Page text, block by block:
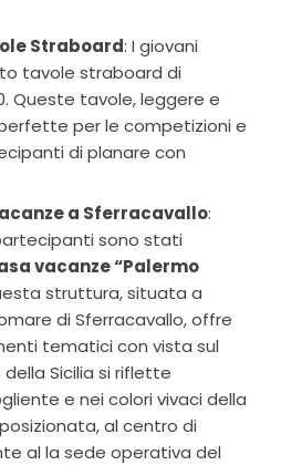
Straboard: I giovani
tavole straboard di
Queste tavole, leggere e
per le competizioni e
di planare con
a Sferracavallo:
sono stati
vacanze “Palermo
struttura, situata a
di Sferracavallo, offre
tematici con vista sul
Sicilia si riflette
e nei colori vivaci della
al centro di
al la sede operativa del